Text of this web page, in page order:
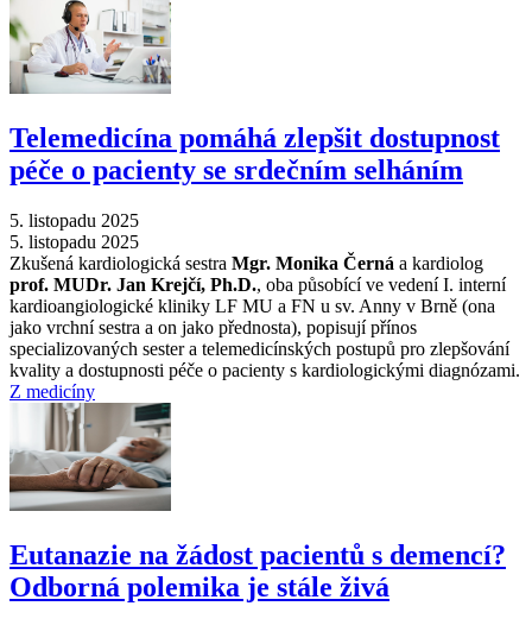
Telemedicína pomáhá zlepšit dostupnost
péče o pacienty se srdečním selháním
5. listopadu 2025
5. listopadu 2025
Zkušená kardiologická sestra Mgr. Monika Černá a kardiolog
prof. MUDr. Jan Krejčí, Ph.D., oba působící ve vedení I. interní
kardioangiologické kliniky LF MU a FN u sv. Anny v Brně (ona
jako vrchní sestra a on jako přednosta), popisují přínos
specializovaných sester a telemedicínských postupů pro zlepšování
kvality a dostupnosti péče o pacienty s kardiologickými diagnózami.
Z medicíny
Eutanazie na žádost pacientů s demencí?
Odborná polemika je stále živá